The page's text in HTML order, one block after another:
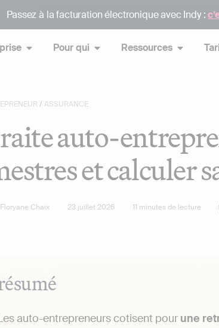
Passez à la facturation électronique avec Indy :
Pour qui Ressources
/ ASSURANCE
auto-
et calculer
Floryane Chaix 23 juillet 2026 11 minutes de lecture
auto-entrepreneurs cotisent pour une